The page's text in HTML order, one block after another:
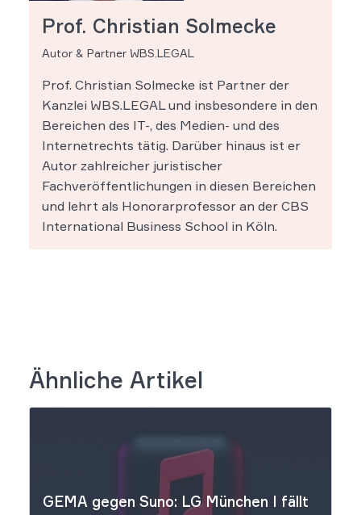
Prof. Christian Solmecke
Autor & Partner WBS.LEGAL
Prof. Christian Solmecke ist Partner der
Kanzlei WBS.LEGAL und insbesondere in den
Bereichen des IT-, des Medien- und des
Internetrechts tätig. Darüber hinaus ist er
Autor zahlreicher juristischer
Fachveröffentlichungen in diesen Bereichen
und lehrt als Honorarprofessor an der CBS
International Business School in Köln.
Ähnliche Artikel
GEMA gegen Suno: LG München I fällt